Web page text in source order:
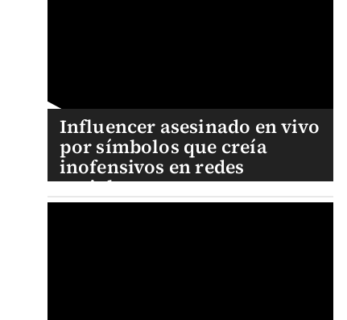
Influencer asesinado en vivo
por símbolos que creía
inofensivos en redes
sociales